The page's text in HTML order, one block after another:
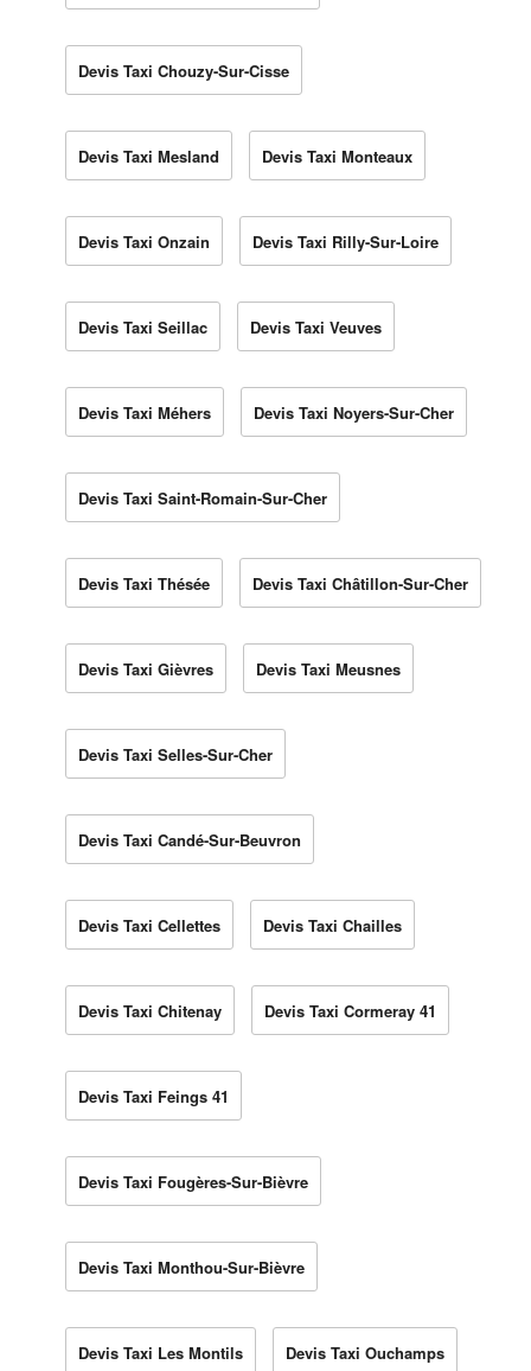
Devis Taxi Chouzy-Sur-Cisse
Devis Taxi Mesland Devis Taxi Monteaux
Devis Taxi Onzain Devis Taxi Rilly-Sur-Loire
Devis Taxi Seillac Devis Taxi Veuves
Devis Taxi Méhers Devis Taxi Noyers-Sur-Cher
Devis Taxi Saint-Romain-Sur-Cher
Devis Taxi Thésée Devis Taxi Châtillon-Sur-Cher
Devis Taxi Gièvres Devis Taxi Meusnes
Devis Taxi Selles-Sur-Cher
Devis Taxi Candé-Sur-Beuvron
Devis Taxi Cellettes Devis Taxi Chailles
Devis Taxi Chitenay Devis Taxi Cormeray 41
Devis Taxi Feings 41
Devis Taxi Fougères-Sur-Bièvre
Devis Taxi Monthou-Sur-Bièvre
Devis Taxi Les Montils Devis Taxi Ouchamps